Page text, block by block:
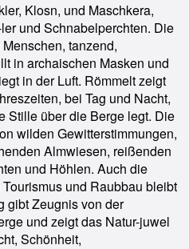
Klosn, und Maschkera,
und Schnabelperchten. Die
tanzend,
in archaischen Masken und
in der Luft. Römmelt zeigt
bei Tag und Nacht,
Stille über die Berge legt. Die
wilden Gewitterstimmungen,
Almwiesen, reißenden
und Höhlen. Auch die
und Raubbau bleibt
gibt Zeugnis von der
und zeigt das Natur-juwel
Schönheit,